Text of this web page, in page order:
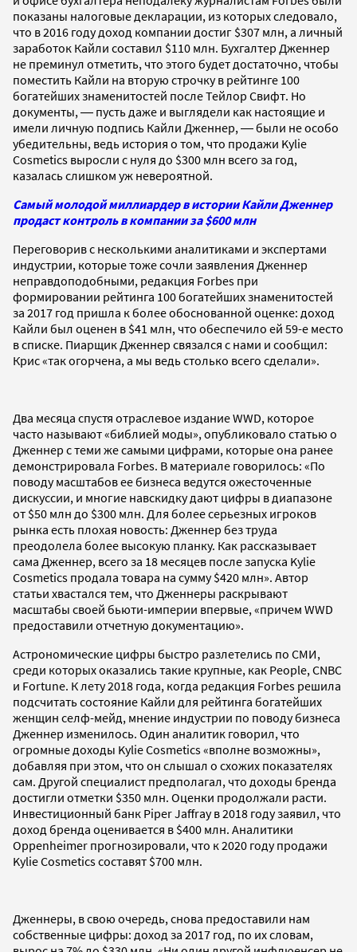
показаны налоговые декларации, из которых следовало,
что в 2016 году доход компании достиг $307 млн, а личный
заработок Кайли составил $110 млн. Бухгалтер Дженнер
не преминул отметить, что этого будет достаточно, чтобы
поместить Кайли на вторую строчку в рейтинге 100
богатейших знаменитостей после Тейлор Свифт. Но
документы, ― пусть даже и выглядели как настоящие и
имели личную подпись Кайли Дженнер, ― были не особо
убедительны, ведь история о том, что продажи Kylie
Cosmetics выросли с нуля до $300 млн всего за год,
казалась слишком уж невероятной.
Самый молодой миллиардер в истории Кайли Дженнер
продаст контроль в компании за $600 млн
Переговорив с несколькими аналитиками и экспертами
индустрии, которые тоже сочли заявления Дженнер
неправдоподобными, редакция Forbes при
формировании рейтинга 100 богатейших знаменитостей
за 2017 год пришла к более обоснованной оценке: доход
Кайли был оценен в $41 млн, что обеспечило ей 59-е место
в списке. Пиарщик Дженнер связался с нами и сообщил:
Крис «так огорчена, а мы ведь столько всего сделали».
Два месяца спустя отраслевое издание WWD, которое
часто называют «библией моды», опубликовало статью о
Дженнер с теми же самыми цифрами, которые она ранее
демонстрировала Forbes. В материале говорилось: «По
поводу масштабов ее бизнеса ведутся ожесточенные
дискуссии, и многие навскидку дают цифры в диапазоне
от $50 млн до $300 млн. Для более серьезных игроков
рынка есть плохая новость: Дженнер без труда
преодолела более высокую планку. Как рассказывает
сама Дженнер, всего за 18 месяцев после запуска Kylie
Cosmetics продала товара на сумму $420 млн». Автор
статьи хвастался тем, что Дженнеры раскрывают
масштабы своей бьюти-империи впервые, «причем WWD
предоставили отчетную документацию».
Астрономические цифры быстро разлетелись по СМИ,
среди которых оказались такие крупные, как People, CNBC
и Fortune. К лету 2018 года, когда редакция Forbes решила
подсчитать состояние Кайли для рейтинга богатейших
женщин селф-мейд, мнение индустрии по поводу бизнеса
Дженнер изменилось. Один аналитик говорил, что
огромные доходы Kylie Cosmetics «вполне возможны»,
добавляя при этом, что он слышал о схожих показателях
сам. Другой специалист предполагал, что доходы бренда
достигли отметки $350 млн. Оценки продолжали расти.
Инвестиционный банк Piper Jaffray в 2018 году заявил, что
доход бренда оценивается в $400 млн. Аналитики
Oppenheimer прогнозировали, что к 2020 году продажи
Kylie Cosmetics составят $700 млн.
Дженнеры, в свою очередь, снова предоставили нам
собственные цифры: доход за 2017 год, по их словам,